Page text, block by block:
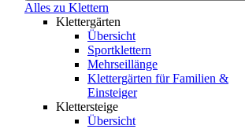
Alles zu Klettern
Klettergärten
Übersicht
Sportklettern
Mehrseillänge
Klettergärten für Familien &
Einsteiger
Klettersteige
Übersicht